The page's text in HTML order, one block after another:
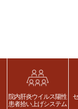
院内肝炎ウイルス陽性
患者拾い上げシステム